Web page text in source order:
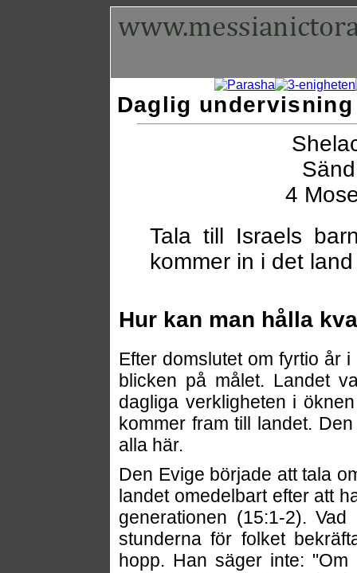
Daglig
4
Tala till Israels
kommer in i det
Hur kan man hålla
Efter domslutet om fyrtio år
blicken på målet. Landet
dagliga verkligheten i
kommer fram till landet.
alla här.
Den Evige började att tala
landet omedelbart efter att
generationen (15:1-2).
stunderna för folket
hopp. Han säger inte: